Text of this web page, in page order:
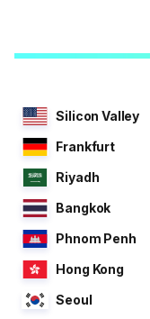
Silicon Valley
Frankfurt
Riyadh
Bangkok
Phnom Penh
Hong Kong
Seoul